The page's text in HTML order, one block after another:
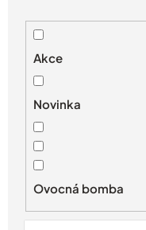
Akce
Novinka
Ovocná bomba